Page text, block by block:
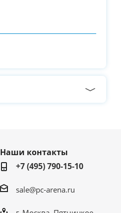
Наши контакты
+7 (495) 790-15-10
sale@pc-arena.ru